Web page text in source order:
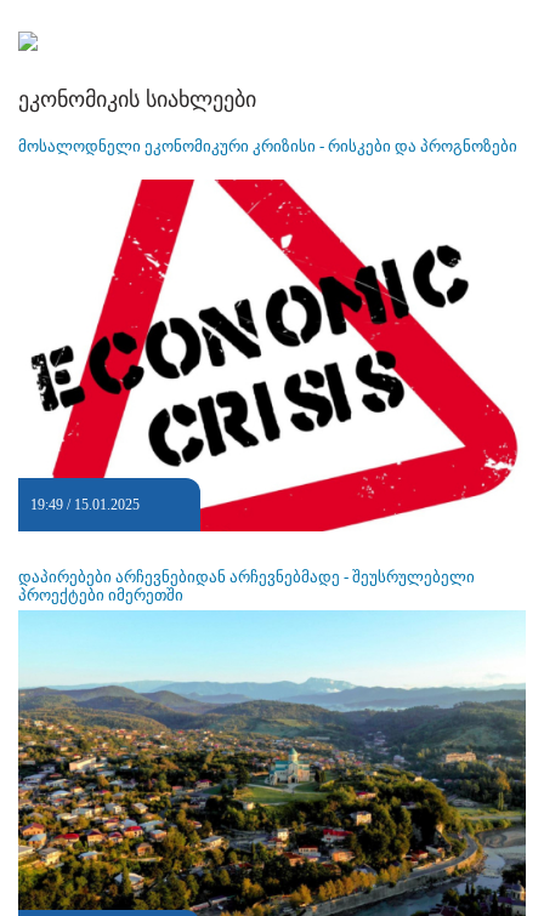
ეკონომიკის სიახლეები
მოსალოდნელი ეკონომიკური კრიზისი - რისკები და პროგნოზები
19:49 / 15.01.2025
დაპირებები არჩევნებიდან არჩევნებმადე - შეუსრულებელი
პროექტები იმერეთში